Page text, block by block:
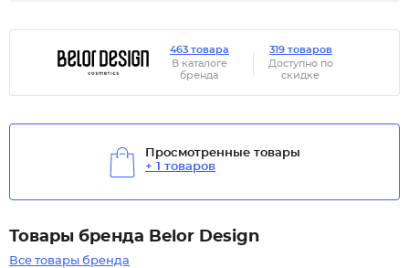
463 товара
В каталоге
бренда
319 товаров
Доступно по
скидке
Просмотренные товары
+ 1 товаров
Товары бренда Belor Design
Все товары бренда